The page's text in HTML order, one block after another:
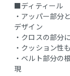
■ディティール
・アッパー部分
デザイン
・クロスの部分
・クッション性
・ベルト部分の
現